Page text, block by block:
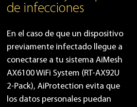
de infecciones
En el caso de que un dispositivo
previamente infectado llegue a
conectarse a tu sistema AiMesh
AX6100 WiFi System (RT-AX92U
2-Pack), AiProtection evita que
los datos personales puedan